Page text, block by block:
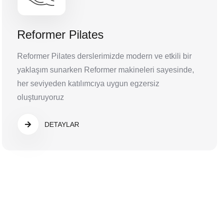
Reformer Pilates
Reformer Pilates derslerimizde modern ve etkili bir
yaklaşım sunarken Reformer makineleri sayesinde,
her seviyeden katılımcıya uygun egzersiz
oluşturuyoruz
DETAYLAR